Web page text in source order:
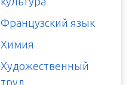
Французский язык
Химия
Художественный
труд